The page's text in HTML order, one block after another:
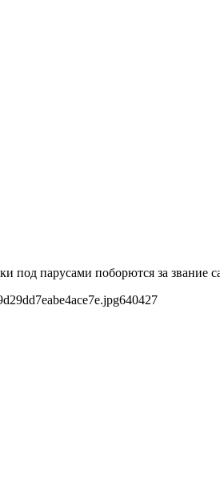
под парусами поборются за звание
640427